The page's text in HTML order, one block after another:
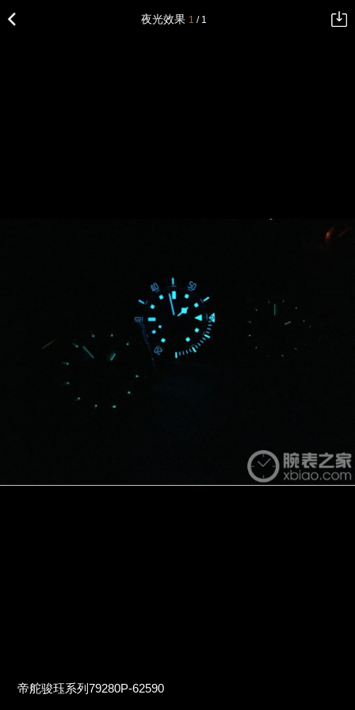
夜光效果 1 / 1
帝舵骏珏系列79280P-62590